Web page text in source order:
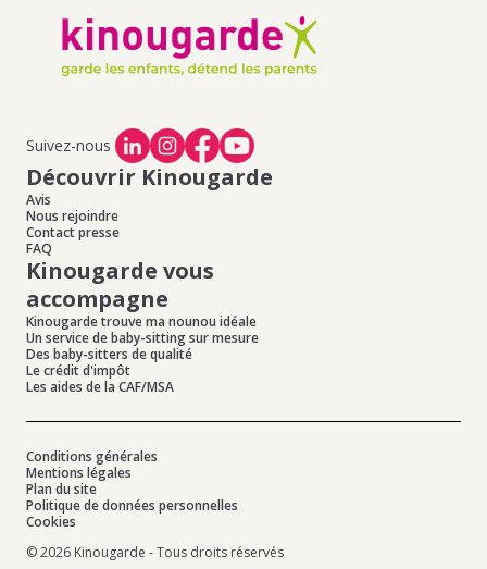
Suivez-nous
Découvrir Kinougarde
Avis
Nous rejoindre
Contact presse
FAQ
Kinougarde vous
accompagne
Kinougarde trouve ma nounou idéale
Un service de baby-sitting sur mesure
Des baby-sitters de qualité
Le crédit d'impôt
Les aides de la CAF/MSA
Conditions générales
Mentions légales
Plan du site
Politique de données personnelles
Cookies
© 2026 Kinougarde - Tous droits réservés